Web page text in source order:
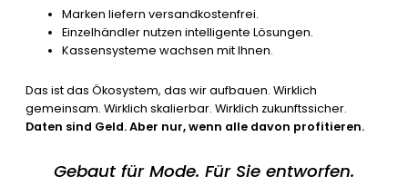
Marken liefern versandkostenfrei.
Einzelhändler nutzen intelligente Lösungen.
Kassensysteme wachsen mit Ihnen.
Das ist das Ökosystem, das wir aufbauen. Wirklich
gemeinsam. Wirklich skalierbar. Wirklich zukunftssicher.
Daten sind Geld. Aber nur, wenn alle davon profitieren.
Gebaut für Mode. Für Sie entworfen.